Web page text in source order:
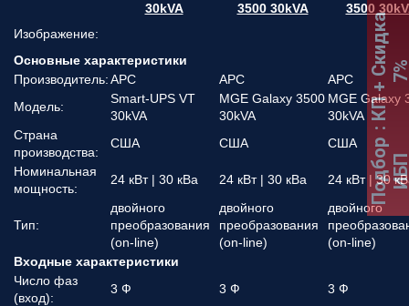
30kVA
3500 30kVA
3500
Изображение:
Основные характеристики
Производитель:APC APC
APC
Модель:
Smart-UPS VT
30kVA
MGE Galaxy 3500
30kVA
MGE Galaxy
30kVA
Страна
производства:
США США
США
Номинальная
мощность:
24 кВт | 30 кВа 24 кВт | 30 кВа 24 кВт | 30
Тип:
двойного
преобразования
(on-line)
двойного
преобразования
(on-line)
двойного
(on-line)
Входные характеристики
Число фаз
(вход):
3 Ф 3 Ф
3 Ф
Подбор
:
К
П
+
С
к
и
д
к
а
7